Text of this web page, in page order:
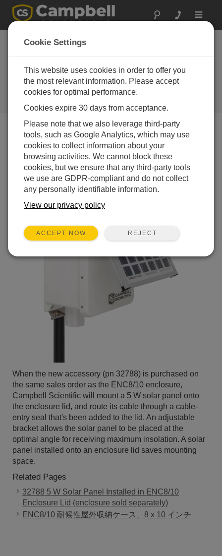
Toggle
Available Soon: New
Campbell-Installed
Accessory for the
ENC8/10 Enclosure
Campbell Update 2nd Quarter 2017
When the new accessory (pn 32788) is purchased on
the same sales order as the ENC8/10 enclosure,
Campbell Scientific will mount a 5 W solar panel onto
the enclosure lid, and route its cable through a cable-
entry seal that's been added to the lid. An adjustable
bracket allows the solar panel to be placed at the
optimal angle for receiving maximum insolation. A solar
panel installed onto an enclosure lid saves mounting
space.
Related Pages
32788 5 W Solar Panel Installed in ENC8/10
Enclosure Lid (enclosure sold separately)
ENC8/10 耐候性屋外収納ケース、8 x 10 インチ
Cookie Settings
This website uses cookies in order to offer you
the most relevant information. Please accept
cookies for optimal performance.
Cookies expire 30 days from acceptance.
Please note that we also leverage third-party
tools, such as Google Analytics, which may use
cookies to collect information about your
browsing activities. We cannot block these
cookies, but we ensure that any third-party tools
we use are GDPR-compliant and do not collect
any personally identifiable information.
View our privacy policy
ACCEPT NOW REJECT